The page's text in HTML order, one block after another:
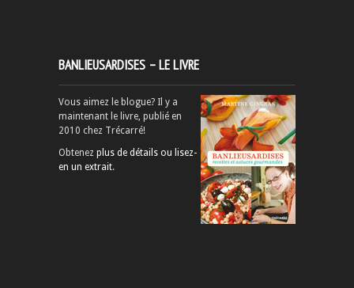
BANLIEUSARDISES – LE LIVRE
Vous aimez le blogue? Il y a
maintenant le livre, publié en
2010 chez Trécarré!
Obtenez plus de détails ou lisez-
en un extrait.